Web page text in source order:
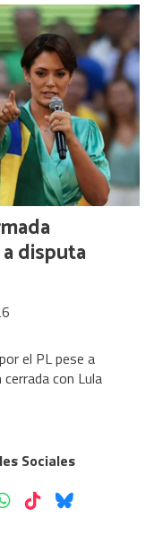
disputa
el PL pese a
con Lula
Sociales